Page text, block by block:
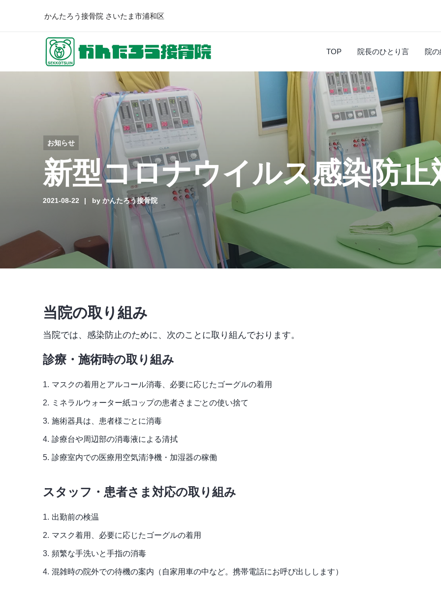
かんたろう接骨院 さいたま市浦和区
TOP 院長のひとり言 院
お知らせ
新型コロナウイルス感染防
2021-08-22 by かんたろう接骨院
当院の取り組み
当院では、感染防止のために、次のことに取り組んでおります。
診療・施術時の取り組み
マスクの着用とアルコール消毒、必要に応じたゴーグルの着用
ミネラルウォーター紙コップの患者さまごとの使い捨て
施術器具は、患者様ごとに消毒
診療台や周辺部の消毒液による清拭
診療室内での医療用空気清浄機・加湿器の稼働
スタッフ・患者さま対応の取り組み
出勤前の検温
マスク着用、必要に応じたゴーグルの着用
頻繁な手洗いと手指の消毒
混雑時の院外での待機の案内（自家用車の中など。携帯電話にお呼び出しします）